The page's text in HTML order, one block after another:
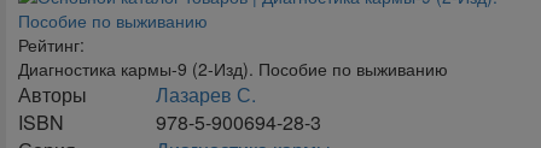
Рейтинг:
Диагностика кармы-9 (2-Изд). Пособие по выживанию
Авторы
Лазарев С.
ISBN
978-5-900694-28-3